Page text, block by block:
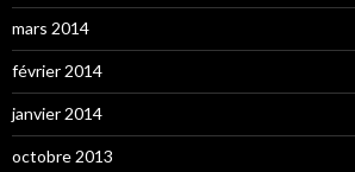
mars 2014
février 2014
janvier 2014
octobre 2013